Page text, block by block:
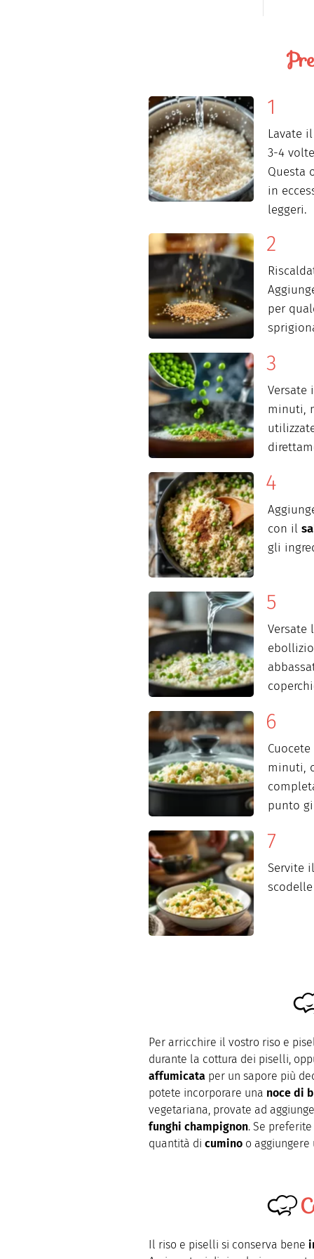
Lavate il
3-4
Questa
in
leggeri.
per
Versate i
minuti,
con il
gli
Versate
minuti,
punto
Servite il
Per arricchire il vostro riso e
durante la cottura dei piselli,
affumicata per un sapore più
potete incorporare una noce di
vegetariana, provate ad
funghi champignon. Se
quantità di cumino o aggiungere
Il riso e piselli si conserva bene